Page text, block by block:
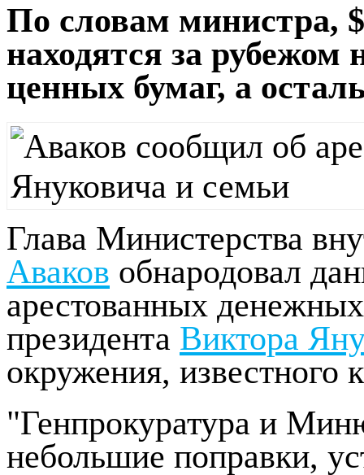
По словам министра,
находятся за рубежом
ценных бумаг, а
Глава Министерства
Аваков обнародовал
арестованных
президента Виктора
окружения, известного
"Генпрокуратура и
небольшие поправки,